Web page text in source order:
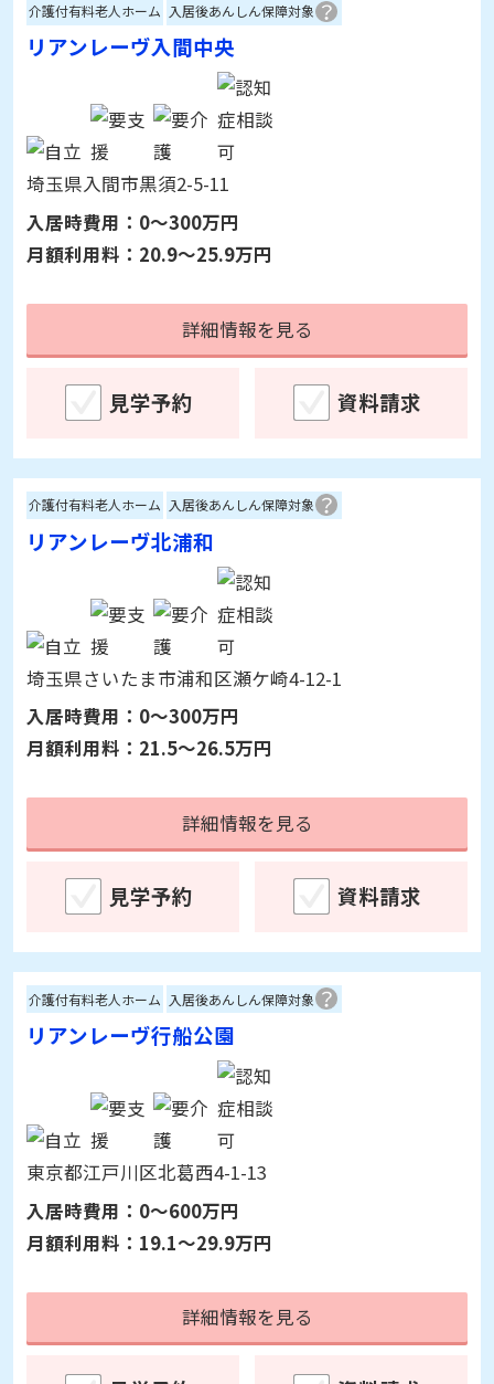
東京都北区志茂4-19-12
0～600万円
月額利用料：
18.6～29.4万円
詳細情報を見る
見学予約
介護付有料老人ホーム 入居後あんしん保障対象
リアンレーヴ入間中央
埼玉県入間市黒須2-5-11
0～300万円
月額利用料：
20.9～25.9万円
詳細情報を見る
見学予約
介護付有料老人ホーム 入居後あんしん保障対象
リアンレーヴ北浦和
埼玉県さいたま市浦和区瀬ケ崎4-12-1
0～300万円
月額利用料：
21.5～26.5万円
詳細情報を見る
見学予約
介護付有料老人ホーム 入居後あんしん保障対象